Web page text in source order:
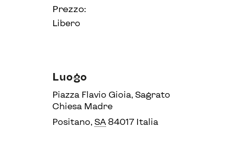
Prezzo:
Libero
Luogo
Piazza Flavio Gioia, Sagrato
Chiesa Madre
Positano SA 84017 Italia